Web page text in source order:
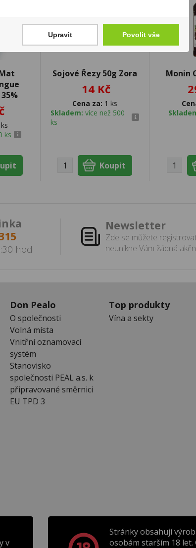
ks
Sojové Řezy 50g Zora
14 Kč
Cena za: 1 ks
Skladem: více než 500
ks
Monin
hod
Newsletter
Zde se můžete
neunikne Vám žádná
Don Pealo
O společnosti
Volná místa
Vnitřní oznamovací
systém
Stanovisko
společnosti PEAL a.s. k
připravované směrnici
EU TPD 3
Top produkty
Vína a sekty
v
Stránky obsahují
osobám starším 18 let.
Upravit Povolit vše